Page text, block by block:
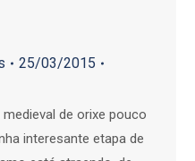
25/03/2015
de orixe pouco
interesante etapa de